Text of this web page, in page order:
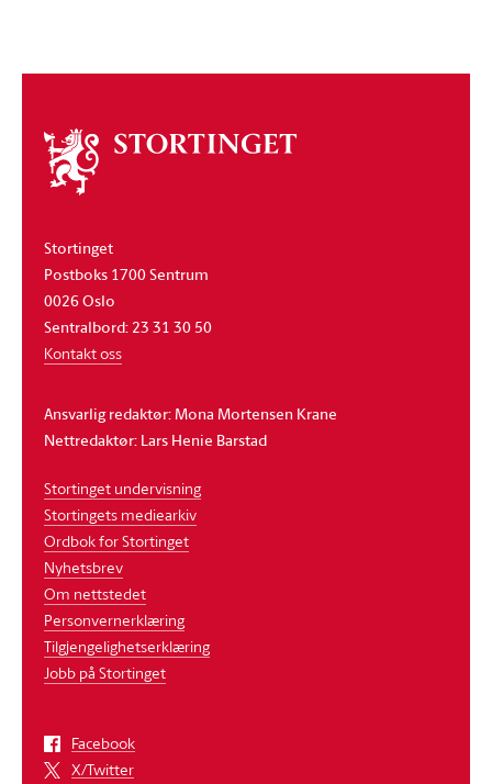
Om
stortinget
Stortinget
Postboks 1700 Sentrum
0026 Oslo
Sentralbord: 23 31 30 50
Kontakt oss
Ansvarlig redaktør: Mona Mortensen Krane
Nettredaktør: Lars Henie Barstad
Stortinget undervisning
Stortingets mediearkiv
Ordbok for Stortinget
Nyhetsbrev
Om nettstedet
Personvernerklæring
Tilgjengelighetserklæring
Jobb på Stortinget
Facebook
X/Twitter